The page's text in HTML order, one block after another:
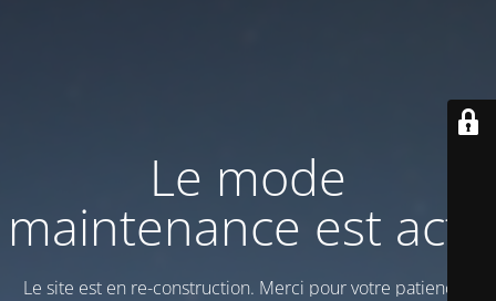
Le mode
maintenance est actif
Le site est en re-construction. Merci pour votre patience !